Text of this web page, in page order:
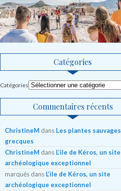
Catégories
Catégories
Commentaires récents
ChristineM dans Les plantes sauvages
grecques
ChristineM dans L’ile de Kéros, un site
archéologique exceptionnel
marquésdans L’ile de Kéros, un site
archéologique exceptionnel